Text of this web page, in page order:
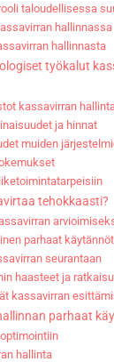
taloudellisessa
hallinnassa
hallinnasta
työkalut
kassavirran
ja hinnat
muiden
tehokkaasti?
parhaat käytännöt
seurantaan
haasteet ja
kassavirran
parhaat
hallinta